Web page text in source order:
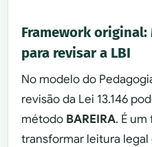
Framework original:
para revisar a LBI
No modelo do
revisão da Lei 13.146
método BAREIRA. É
transformar leitura